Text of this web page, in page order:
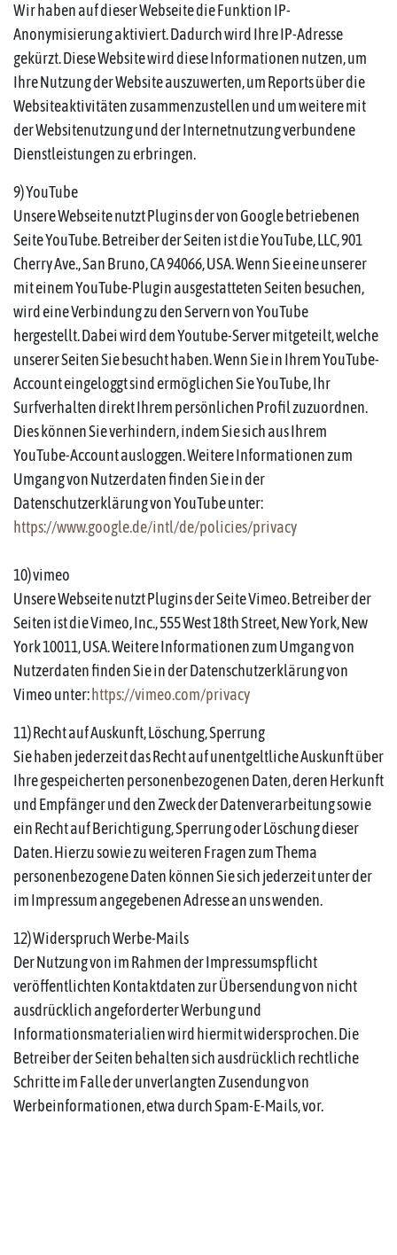
Wir haben auf dieser Webseite die Funktion IP-
Anonymisierung aktiviert. Dadurch wird Ihre IP-Adresse
gekürzt. Diese Website wird diese Informationen nutzen, um
Ihre Nutzung der Website auszuwerten, um Reports über die
Websiteaktivitäten zusammenzustellen und um weitere mit
der Websitenutzung und der Internetnutzung verbundene
Dienstleistungen zu erbringen.
9) YouTube
Unsere Webseite nutzt Plugins der von Google betriebenen
Seite YouTube. Betreiber der Seiten ist die YouTube, LLC, 901
Cherry Ave., San Bruno, CA 94066, USA. Wenn Sie eine unserer
mit einem YouTube-Plugin ausgestatteten Seiten besuchen,
wird eine Verbindung zu den Servern von YouTube
hergestellt. Dabei wird dem Youtube-Server mitgeteilt, welche
unserer Seiten Sie besucht haben. Wenn Sie in Ihrem YouTube-
Account eingeloggt sind ermöglichen Sie YouTube, Ihr
Surfverhalten direkt Ihrem persönlichen Profil zuzuordnen.
Dies können Sie verhindern, indem Sie sich aus Ihrem
YouTube-Account ausloggen. Weitere Informationen zum
Umgang von Nutzerdaten finden Sie in der
Datenschutzerklärung von YouTube unter:
https://www.google.de/intl/de/policies/privacy
10) vimeo
Unsere Webseite nutzt Plugins der Seite Vimeo. Betreiber der
Seiten ist die Vimeo, Inc., 555 West 18th Street, New York, New
York 10011, USA. Weitere Informationen zum Umgang von
Nutzerdaten finden Sie in der Datenschutzerklärung von
Vimeo unter: https://vimeo.com/privacy
11) Recht auf Auskunft, Löschung, Sperrung
Sie haben jederzeit das Recht auf unentgeltliche Auskunft über
Ihre gespeicherten personenbezogenen Daten, deren Herkunft
und Empfänger und den Zweck der Datenverarbeitung sowie
ein Recht auf Berichtigung, Sperrung oder Löschung dieser
Daten. Hierzu sowie zu weiteren Fragen zum Thema
personenbezogene Daten können Sie sich jederzeit unter der
im Impressum angegebenen Adresse an uns wenden.
12) Widerspruch Werbe-Mails
Der Nutzung von im Rahmen der Impressumspflicht
veröffentlichten Kontaktdaten zur Übersendung von nicht
ausdrücklich angeforderter Werbung und
Informationsmaterialien wird hiermit widersprochen. Die
Betreiber der Seiten behalten sich ausdrücklich rechtliche
Schritte im Falle der unverlangten Zusendung von
Werbeinformationen, etwa durch Spam-E-Mails, vor.